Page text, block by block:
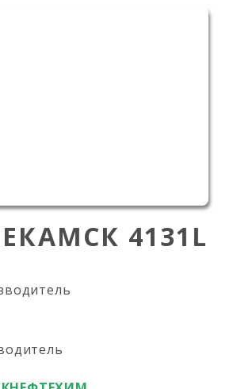
4131L